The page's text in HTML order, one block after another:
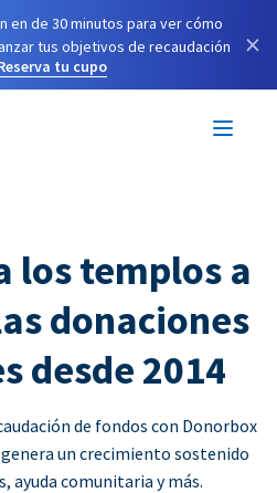
en de 30 minutos para ver cómo
tus objetivos de recaudación
tu cupo
×
los templos a
donaciones
desde 2014
de fondos con Donorbox
un crecimiento sostenido
ayuda comunitaria y más.